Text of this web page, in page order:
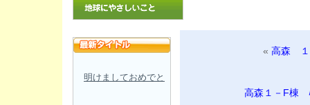
明けましておめでと
« 高森
高森１－F棟